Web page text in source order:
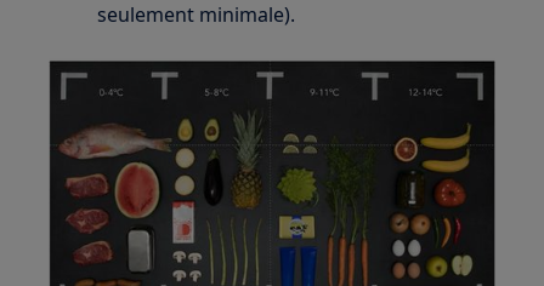
seulement minimale).